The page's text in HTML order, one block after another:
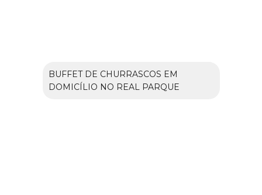
BUFFET DE CHURRASCOS EM
DOMICÍLIO NO REAL PARQUE